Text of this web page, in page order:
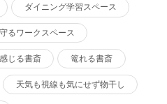
ダイニング学習スペース
るワークスペース
じる書斎 篭れる書斎
天気も視線も気にせず物干し